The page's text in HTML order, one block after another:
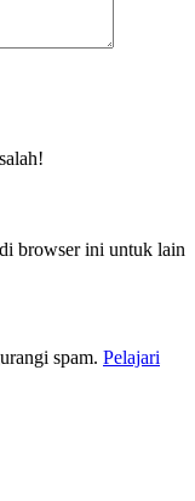
browser ini untuk lain
spam. Pelajari